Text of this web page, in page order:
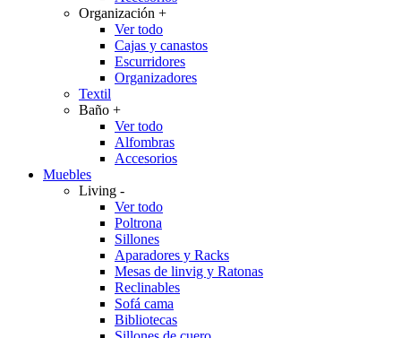
Organización +
Ver todo
Cajas y canastos
Escurridores
Organizadores
Textil
Baño +
Ver todo
Alfombras
Accesorios
Muebles
Living -
Ver todo
Poltrona
Sillones
Aparadores y Racks
Mesas de linvig y Ratonas
Reclinables
Sofá cama
Bibliotecas